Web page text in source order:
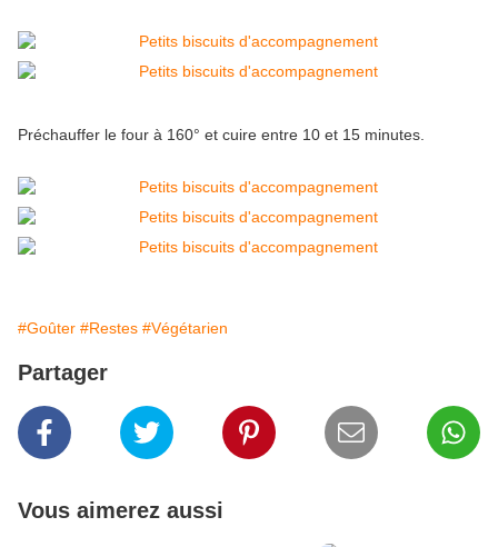
Préchauffer le four à 160° et cuire entre 10 et 15 minutes.
#Goûter #Restes #Végétarien
Partager
Vous aimerez aussi